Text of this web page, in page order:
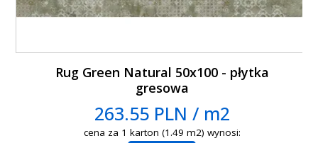
Rug Green Natural 50x100 - płytka
gresowa
263.55 PLN / m2
cena za 1 karton (1.49 m2) wynosi: